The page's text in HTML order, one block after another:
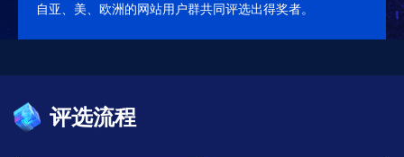
自亚、美、欧洲的网站用户群共同评选出得奖者。
评选流程